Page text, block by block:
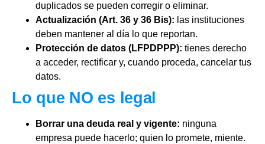
duplicados se pueden corregir o eliminar.
Actualización (Art. 36 y 36 Bis): las instituciones
deben mantener al día lo que reportan.
Protección de datos (LFPDPPP): tienes derecho
a acceder, rectificar y, cuando proceda, cancelar tus
datos.
Lo que NO es legal
Borrar una deuda real y vigente: ninguna
empresa puede hacerlo; quien lo promete, miente.